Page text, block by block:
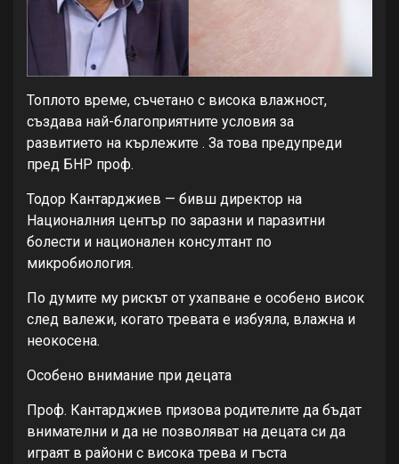
Топлото време, съчетано с висока влажност,
създава най-благоприятните условия за
развитието на кърлежите . За това предупреди
пред БНР проф.
Тодор Кантарджиев — бивш директор на
Националния център по заразни и паразитни
болести и национален консултант по
микробиология.
По думите му рискът от ухапване е особено висок
след валежи, когато тревата е избуяла, влажна и
неокосена.
Особено внимание при децата
Проф. Кантарджиев призова родителите да бъдат
внимателни и да не позволяват на децата си да
играят в райони с висока трева и гъста